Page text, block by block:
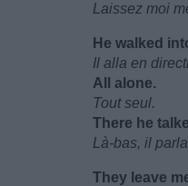
Laissez moi
He walked
Il alla en
All alone.
Tout seul.
There he
Là-bas, il
They leave